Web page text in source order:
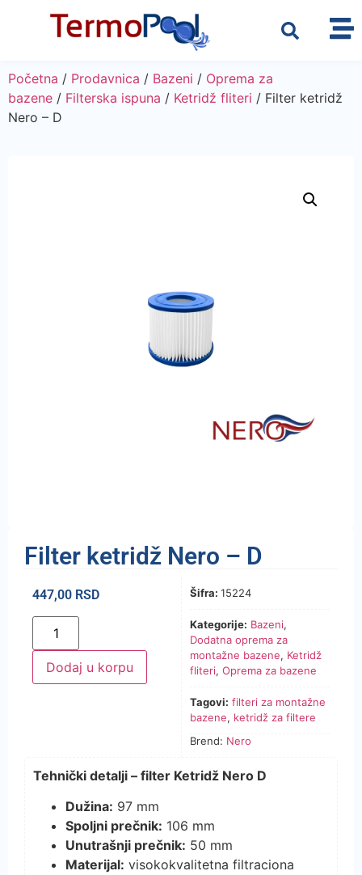
Početna / Prodavnica / Bazeni / Oprema za
bazene / Filterska ispuna / Ketridž fliteri / Filter ketridž
Nero – D
Filter ketridž Nero – D
447,00 RSD
Dodaj u korpu
Šifra: 15224
Kategorije: Bazeni,
Dodatna oprema za
montažne bazene, Ketridž
fliteri, Oprema za bazene
Tagovi: filteri za montažne
bazene, ketridž za filtere
Brend: Nero
Tehnički detalji – filter Ketridž Nero D
Dužina: 97 mm
Spoljni prečnik: 106 mm
Unutrašnji prečnik: 50 mm
Materijal: visokokvalitetna filtraciona